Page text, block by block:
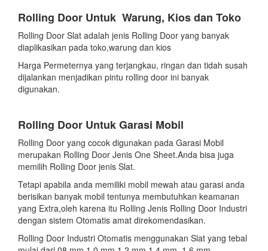
Rolling Door Untuk Warung, Kios dan Toko
Rolling Door Slat adalah jenis Rolling Door yang banyak
diaplikasikan pada toko,warung dan kios
Harga Permeternya yang terjangkau, ringan dan tidah susah
dijalankan menjadikan pintu rolling door ini banyak
digunakan.
Rolling Door Untuk Garasi Mobil
Rolling Door yang cocok digunakan pada Garasi Mobil
merupakan Rolling Door Jenis One Sheet.Anda bisa juga
memilih Rolling Door jenis Slat.
Tetapi apabila anda memiliki mobil mewah atau garasi anda
berisikan banyak mobil tentunya membutuhkan keamanan
yang Extra,oleh karena itu Rolling Jenis Rolling Door Industri
dengan sistem Otomatis amat direkomendasikan.
Rolling Door Industri Otomatis menggunakan Slat yang tebal